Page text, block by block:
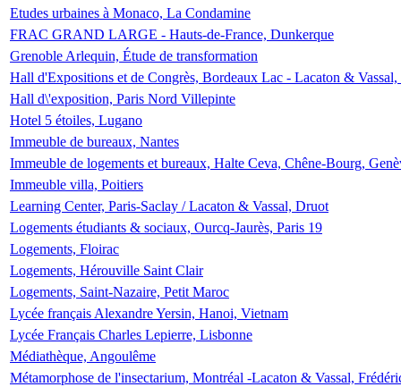
Etudes urbaines à Monaco, La Condamine
FRAC GRAND LARGE - Hauts-de-France, Dunkerque
Grenoble Arlequin, Étude de transformation
Hall d'Expositions et de Congrès, Bordeaux Lac - Lacaton &
Hall d\'exposition, Paris Nord Villepinte
Hotel 5 étoiles, Lugano
Immeuble de bureaux, Nantes
Immeuble de logements et bureaux, Halte Ceva, Chêne-Bourg,
Immeuble villa, Poitiers
Learning Center, Paris-Saclay / Lacaton & Vassal, Druot
Logements étudiants & sociaux, Ourcq-Jaurès, Paris 19
Logements, Floirac
Logements, Hérouville Saint Clair
Logements, Saint-Nazaire, Petit Maroc
Lycée français Alexandre Yersin, Hanoi, Vietnam
Lycée Français Charles Lepierre, Lisbonne
Médiathèque, Angoulême
Métamorphose de l'insectarium, Montréal -Lacaton & Vassal,